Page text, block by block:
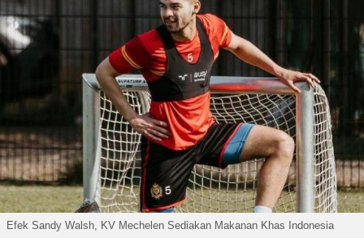
Efek Sandy Walsh, KV Mechelen Sediakan Makanan Khas Indonesia